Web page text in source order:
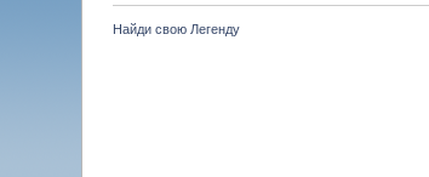
Найди свою Легенду